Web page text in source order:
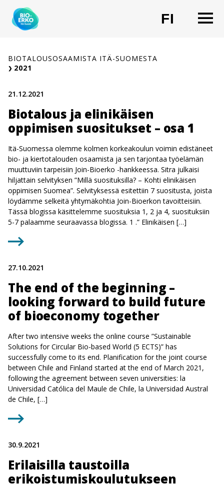
Siirry
sisältöön
FI
BIOTALOUSOSAAMISTA ITÄ-SUOMESTA
2021
21.12.2021
Biotalous ja elinikäisen
oppimisen suositukset – osa 1
Itä-Suomessa olemme kolmen korkeakoulun voimin edistäneet
bio- ja kiertotalouden osaamista ja sen tarjontaa työelämän
muuttuviin tarpeisiin Join-Bioerko -hankkeessa. Sitra julkaisi
hiljattain selvityksen ”Millä suosituksilla? – Kohti elinikäisen
oppimisen Suomea”. Selvityksessä esitettiin 7 suositusta, joista
löydämme selkeitä yhtymäkohtia Join-Bioerkon tavoitteisiin.
Tässä blogissa käsittelemme suosituksia 1, 2 ja 4, suosituksiin
5-7 palaamme seuraavassa blogissa. 1 .” Elinikäisen […]
27.10.2021
The end of the beginning –
looking forward to build future
of bioeconomy together
After two intensive weeks the online course ”Sustainable
Solutions for Circular Bio-based World (5 ECTS)” has
successfully come to its end. Planification for the joint course
between Chile and Finland started at the end of March 2021,
following the agreement between seven universities: la
Universidad Católica del Maule de Chile, la Universidad Austral
de Chile, […]
30.9.2021
Erilaisilla taustoilla
erikoistumiskoulutukseen